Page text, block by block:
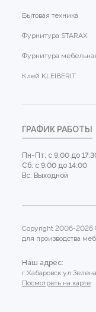
Бытовая техника
Фурнитура STARAX
Фурнитура
Клей KLEIBERIT
ГРАФИК РАБОТЫ
Пн-Пт: с 9:00 до
Сб: с 9:00 до 14:00
Вс: Выходной
Copyright 2006-2026
для производства
Наш адрес:
г.Хабаровск
Посмотреть на карте